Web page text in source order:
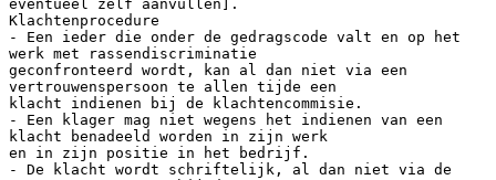
eventueel zelf aanvullen].
Klachtenprocedure
- Een ieder die onder de gedragscode valt en op het
werk met rassendiscriminatie
geconfronteerd wordt, kan al dan niet via een
vertrouwenspersoon te allen tijde een
klacht indienen bij de klachtencommisie.
- Een klager mag niet wegens het indienen van een
klacht benadeeld worden in zijn werk
en in zijn positie in het bedrijf.
- De klacht wordt schriftelijk, al dan niet via de